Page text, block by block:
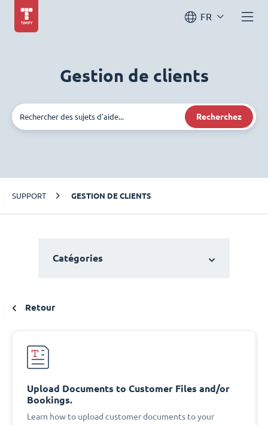
FR
Gestion de clients
Recherchez
SUPPORT GESTION DE CLIENTS
Catégories
Retour
Upload Documents to Customer Files and/or
Bookings.
Learn how to upload customer documents to your